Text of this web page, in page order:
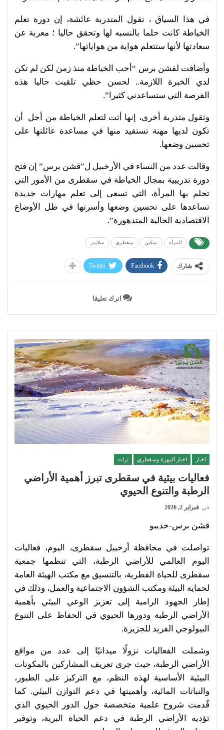
في هذا السياق ، تقول المتدربة عائشة، إن دورة تعلم
الخياطة كانت حلما بالنسبه لها وتحقق حاليا ؛ معربة عن
سعادتها لأنها ستتعلم هواية من هواياتها”.
وأضافت لقشن برس “أحب الخياطة منذ زمن لكن لم تكن
لدي الخبرة اللازمة.. لحسن حظي تلقيت حاليا هذه
الفرصة التي ستساعدني كثيرا”.
وتقول متدربة أخرى، إنها أتت لتعلم الخياطة من أجل أن
تكون لديها مهنة تستفيد منها في مساعدة عائلتها على
تحسين وضعها.
وقالت عدد من النساء في الأرخبيل ل”قشن برس” إن فتح
دورة تدريبية بمجال الخياطة في سقطرى من الأمور التي
تحلم بها المرأة، التي تسعى إلى تعلم مهارات جديدة
تساعدها على تحسين وضعها وأسرتها في ظل الأوضاع
الاقتصادية الحالية المتدهورة”.
المرأة تمكين سقطرى سلايدر
شارك Facebook
Twitter
اترك تعليقا
اخبار اخبار المهرة وسقطرى تراث
فعاليات بيئية في سقطرى تبرز أهمية الأراضي
الرطبة والتنوع الحيوي
في فبراير 2, 2026
قشن برس-حديبو
تواصلت في محافظة أرخبيل سقطرى، اليوم، فعاليات
اليوم العالمي للأراضي الرطبة، التي تنظمها جمعية
سقطرى للحياة الفطرية، بالتنسيق مع مكتب الهيئة العامة
لحماية البيئة ومكتب الشؤون الاجتماعية والعمل، وذلك في
إطار الجهود الرامية إلى تعزيز الوعي البيئي بأهمية
الأراضي الرطبة ودورها الحيوي في الحفاظ على التنوع
البيولوجي الفريد للجزيرة.
وشملت الفعاليات نزولًا ميدانيًا إلى عدد من مواقع
الأراضي الرطبة، حيث جرى تعريف المشاركين بالمكونات
البيئية الأساسية لهذه النظم، مع التركيز على الطيور،
والنباتات المائية، وأهميتها في دعم التوازن البيئي. كما
قُدمت شروح علمية متخصصة حول الدور الحيوي الذي
تؤديه الأراضي الرطبة في دعم الحياة البرية، وتوفير